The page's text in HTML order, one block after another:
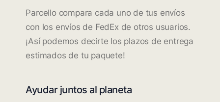
Parcello compara cada uno de tus envíos
con los envíos de FedEx de otros usuarios.
¡Así podemos decirte los plazos de entrega
estimados de tu paquete!
Ayudar juntos al planeta